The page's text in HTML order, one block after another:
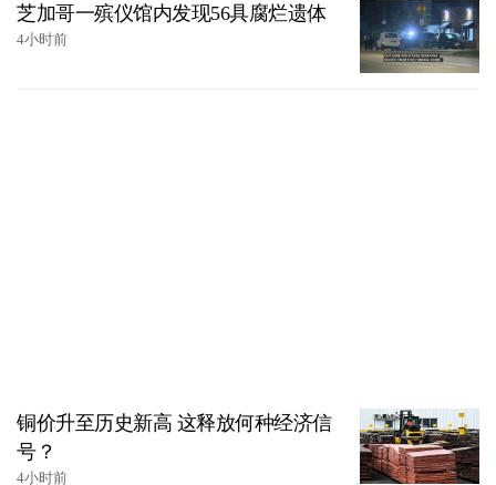
芝加哥一殡仪馆内发现56具腐烂遗体
4小时前
铜价升至历史新高 这释放何种经济信
号？
4小时前